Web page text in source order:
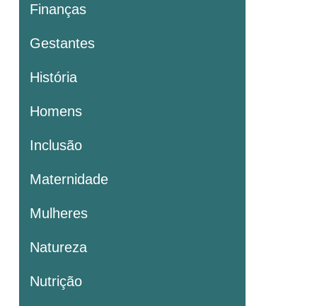
Finanças
Gestantes
História
Homens
Inclusão
Maternidade
Mulheres
Natureza
Nutrição